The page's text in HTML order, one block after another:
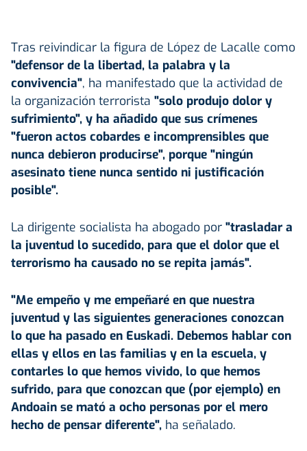
Tras reivindicar la figura de López de Lacalle como
"defensor de la libertad, la palabra y la
convivencia", ha manifestado que la actividad de
la organización terrorista "solo produjo dolor y
sufrimiento", y ha añadido que sus crímenes
"fueron actos cobardes e incomprensibles que
nunca debieron producirse", porque "ningún
asesinato tiene nunca sentido ni justificación
posible".
La dirigente socialista ha abogado por "trasladar a
la juventud lo sucedido, para que el dolor que el
terrorismo ha causado no se repita jamás".
"Me empeño y me empeñaré en que nuestra
juventud y las siguientes generaciones conozcan
lo que ha pasado en Euskadi. Debemos hablar con
ellas y ellos en las familias y en la escuela, y
contarles lo que hemos vivido, lo que hemos
sufrido, para que conozcan que (por ejemplo) en
Andoain se mató a ocho personas por el mero
hecho de pensar diferente", ha señalado.